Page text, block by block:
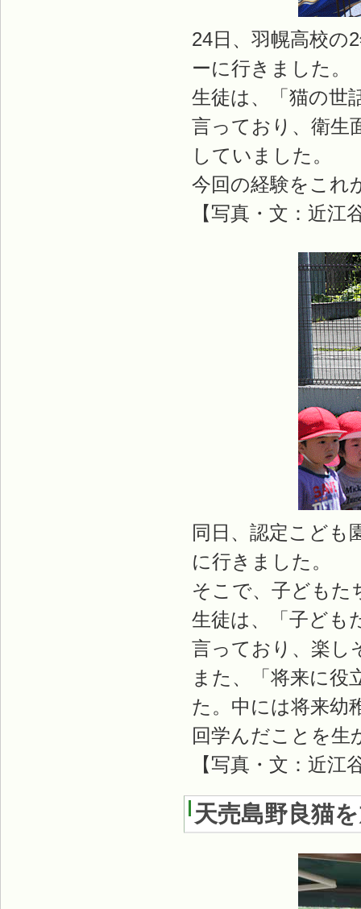
24日、羽幌高校の
ーに行きました。
生徒は、「猫の世
言っており、衛生
していました。
今回の経験をこれ
【写真・文：近江
同日、認定こども
に行きました。
そこで、子どもた
生徒は、「子ども
言っており、楽し
また、「将来に役
た。中には将来幼
回学んだことを生
【写真・文：近江
天売島野良猫